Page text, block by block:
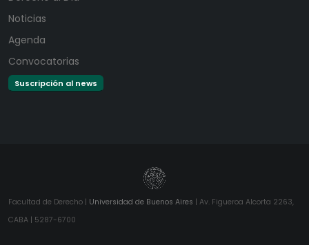
Noticias
Agenda
Convocatorias
Suscripción al news
Facultad de Derecho | Universidad de Buenos Aires | Av. Figueroa Alcorta 2263,
CABA | 5287-6700